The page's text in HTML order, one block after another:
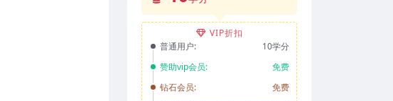
VIP折扣
普通用户:
10学分
赞助vip会员:
免费
钻石会员:
免费